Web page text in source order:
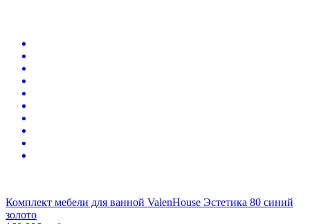
Комплект мебели для ванной ValenHouse Эстетика 80 синий
золото